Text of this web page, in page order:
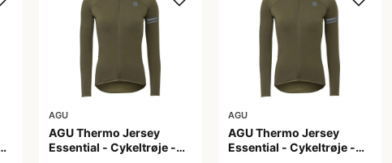
AGU
AGU Thermo Jersey
Essential - Cykeltrøje -
AGU
AGU Thermo Jersey
Essential - Cykeltrøje -